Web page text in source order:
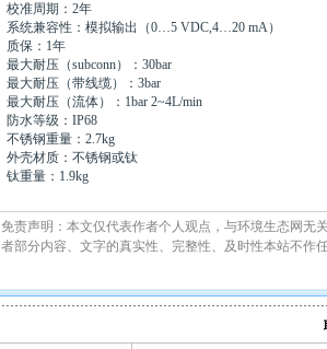
校准周期： 2年
系统兼容性：模拟输出（0…5 VDC,4…20 mA）
质保： 1年
最大耐压（subconn）： 30bar
最大耐压（带线缆）： 3bar
最大耐压（流体）： 1bar 2~4L/min
防水等级： IP68
不锈钢重量： 2.7kg
外壳材质：不锈钢或钛
钛重量： 1.9kg
免责声明：本文仅代表作者个人观点，与环境生态网无
者部分内容、文字的真实性、完整性、及时性本站不作